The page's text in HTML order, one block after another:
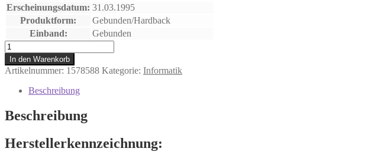
Erscheinungsdatum: 31.03.1995
Produktform:
Gebunden/Hardback
Einband:
Gebunden
Learning
Without
Boundaries
Menge
In den Warenkorb
Artikelnummer: 1578588 Kategorie: Informatik
Beschreibung
Beschreibung
Herstellerkennzeichnung: